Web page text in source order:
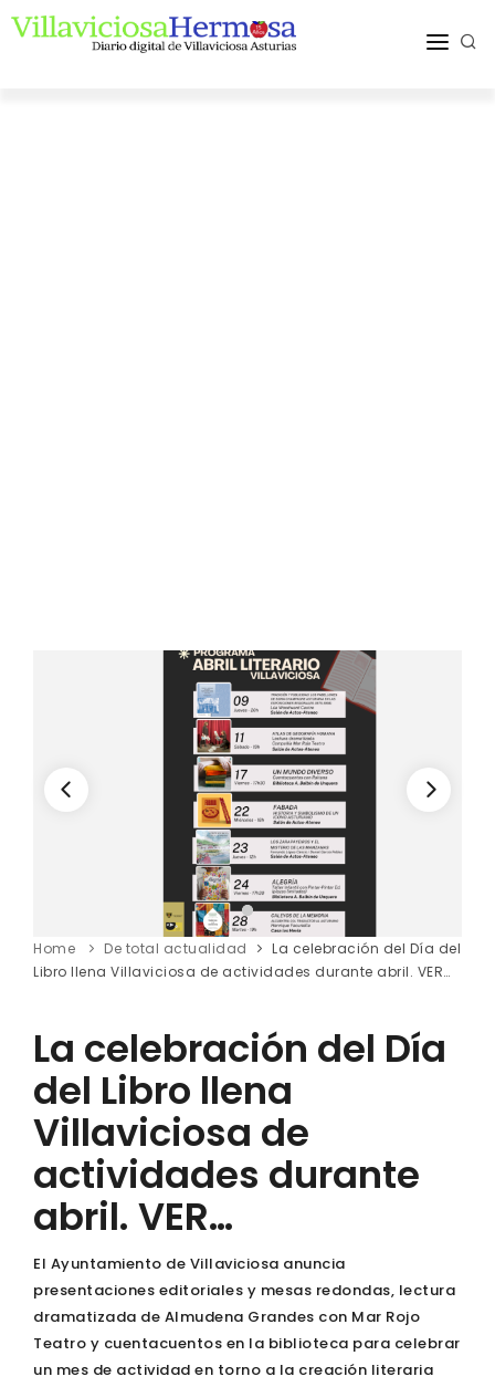
Home De total actualidad
La celebración del Día del
Libro llena Villaviciosa de actividades durante abril. VER…
La celebración del Día
del Libro llena
Villaviciosa de
actividades durante
abril. VER…
El Ayuntamiento de Villaviciosa anuncia
presentaciones editoriales y mesas redondas, lectura
dramatizada de Almudena Grandes con Mar Rojo
Teatro y cuentacuentos en la biblioteca para celebrar
un mes de actividad en torno a la creación literaria